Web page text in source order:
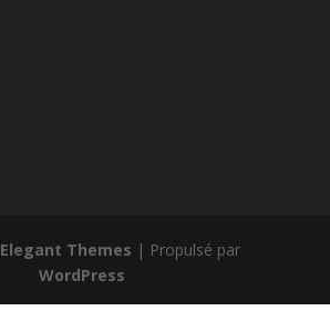
Elegant Themes | Propulsé par
WordPress